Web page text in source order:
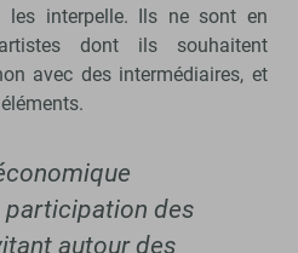
les interpelle. Ils ne sont en
dont ils souhaitent
avec des intermédiaires, et
participation des
autour des